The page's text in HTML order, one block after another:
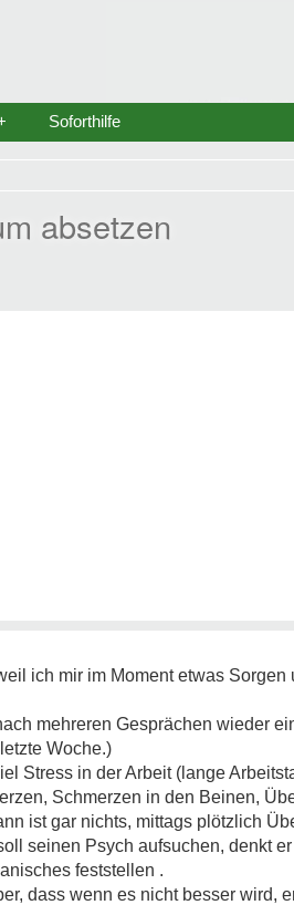
Soforthilfe
absetzen
ich mir im Moment etwas Sorgen
mehreren Gesprächen wieder
Woche.)
Stress in der Arbeit (lange
Schmerzen in den Beinen,
ist gar nichts, mittags plötzlich
seinen Psych aufsuchen, denkt
feststellen .
dass wenn es nicht besser wird,